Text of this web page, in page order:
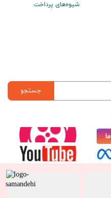
شیوه‌های پرداخت
جستجو